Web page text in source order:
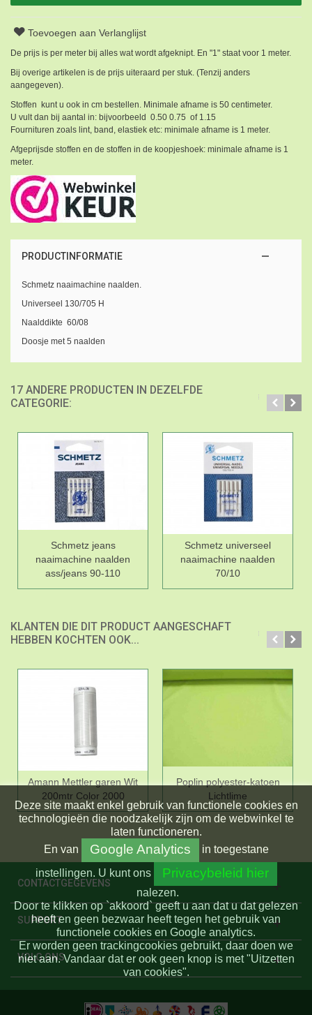
Toevoegen aan Verlanglijst
De prijs is per meter bij alles wat wordt afgeknipt. En "1" staat voor 1 meter.
Bij overige artikelen is de prijs uiteraard per stuk. (Tenzij anders
aangegeven).
Stoffen kunt u ook in cm bestellen. Minimale afname is 50 centimeter.
U vult dan bij aantal in: bijvoorbeeld 0.50 0.75 of 1.15
Fournituren zoals lint, band, elastiek etc: minimale afname is 1 meter.
Afgeprijsde stoffen en de stoffen in de koopjeshoek: minimale afname is 1
meter.
PRODUCTINFORMATIE
Schmetz naaimachine naalden.
Universeel 130/705 H
Naalddikte 60/08
Doosje met 5 naalden
17 ANDERE PRODUCTEN IN DEZELFDE
CATEGORIE:
Schmetz jeans
naaimachine naalden
ass/jeans 90-110
Schmetz universeel
naaimachine naalden
70/10
KLANTEN DIE DIT PRODUCT AANGESCHAFT
HEBBEN KOCHTEN OOK...
Amann Mettler garen Wit
200mtr Color 2000
Poplin polyester-katoen
Lichtlime
CONTACTGEGEVENS
SUPPORT
VOLG ONS
Deze site maakt enkel gebruik van functionele cookies en
technologieën die noodzakelijk zijn om de webwinkel te
laten functioneren.
En van Google Analytics
in toegestane
instellingen. U kunt ons Privacybeleid hier
nalezen.
Door te klikken op `akkoord` geeft u aan dat u dat gelezen
heeft en geen bezwaar heeft tegen het gebruik van
functionele cookies en Google analytics.
Er worden geen trackingcookies gebruikt, daar doen we
niet aan. Vandaar dat er ook geen knop is met "Uitzetten
van cookies".